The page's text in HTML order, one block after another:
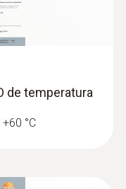
+70 °C)
de temperatura
°C